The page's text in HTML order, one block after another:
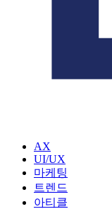
AX
UI/UX
마케팅
트렌드
아티클